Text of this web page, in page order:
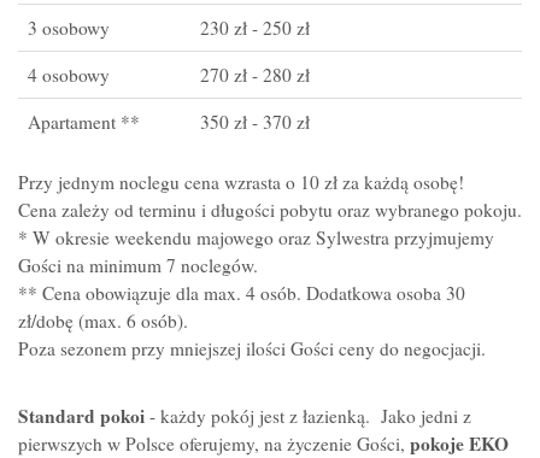
3 osobowy
230 zł - 250 zł
4 osobowy
270 zł - 280 zł
Apartament **
350 zł - 370 zł
Przy jednym noclegu cena wzrasta o 10 zł za każdą osobę!
Cena zależy od terminu i długości pobytu oraz wybranego pokoju.
* W okresie weekendu majowego oraz Sylwestra przyjmujemy
Gości na minimum 7 noclegów.
** Cena obowiązuje dla max. 4 osób. Dodatkowa osoba 30
zł/dobę (max. 6 osób).
Poza sezonem przy mniejszej ilości Gości ceny do negocjacji.
Standard pokoi - każdy pokój jest z łazienką. Jako jedni z
pierwszych w Polsce oferujemy, na życzenie Gości, pokoje EKO